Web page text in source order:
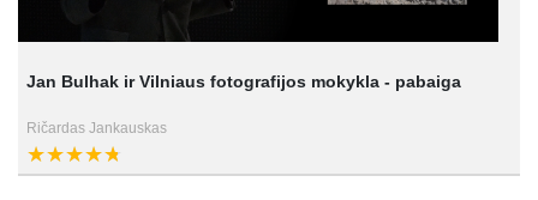
Jan Bulhak ir Vilniaus fotografijos mokykla - pabaiga
Ričardas Jankauskas